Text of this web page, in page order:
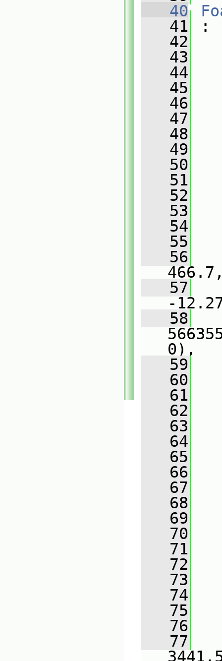
   40
   41
:
   42
   43
   44
   45
   46
   47
   48
   49
   50
   51
   52
   53
   54
   55
   56
   57
-
   58
0),
   59
   60
   61
   62
   63
   64
   65
   66
   67
   68
   69
   70
   71
   72
   73
   74
   75
   76
   77